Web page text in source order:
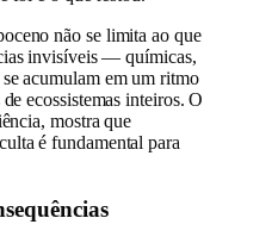
não se limita ao que
invisíveis — químicas,
acumulam em um ritmo
ecossistemas inteiros. O
mostra que
é fundamental para